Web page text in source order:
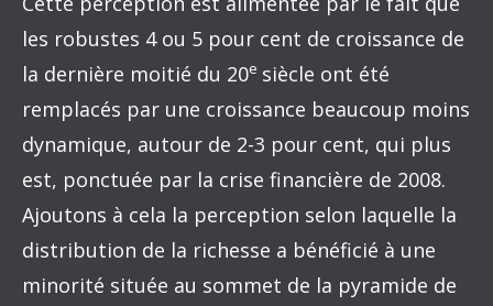
les robustes 4 ou 5 pour cent de croissance de
la dernière moitié du 20e siècle ont été
remplacés par une croissance beaucoup moins
dynamique, autour de 2-3 pour cent, qui plus
est, ponctuée par la crise financière de 2008.
Ajoutons à cela la perception selon laquelle la
distribution de la richesse a bénéficié à une
minorité située au sommet de la pyramide de